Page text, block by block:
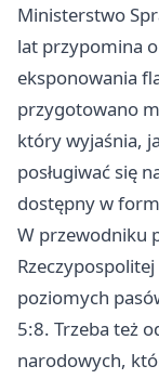
Ministerstwo
lat przypomina
eksponowania
przygotowano
który wyjaśnia,
posługiwać się
dostępny w
W przewodniku
Rzeczypospolitej
poziomych
5:8. Trzeba też
narodowych,